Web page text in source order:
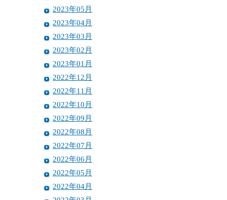
2023年05月
2023年04月
2023年03月
2023年02月
2023年01月
2022年12月
2022年11月
2022年10月
2022年09月
2022年08月
2022年07月
2022年06月
2022年05月
2022年04月